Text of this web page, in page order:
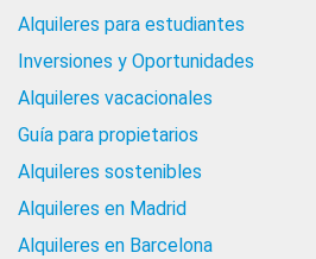
Alquileres para estudiantes
Inversiones y Oportunidades
Alquileres vacacionales
Guía para propietarios
Alquileres sostenibles
Alquileres en Madrid
Alquileres en Barcelona